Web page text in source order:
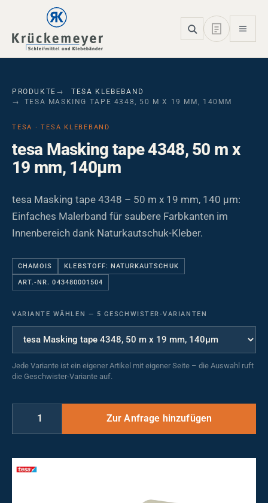
Skip to main navigation
Skip to main content
Skip to page footer
PRODUKTE
TESA KLEBEBAND
TESA MASKING TAPE 4348, 50 M X 19 MM, 140ΜM
TESA · TESA KLEBEBAND
tesa Masking tape 4348, 50 m x
19 mm, 140µm
tesa Masking tape 4348 – 50 m x 19 mm, 140 µm:
Einfaches Malerband für saubere Farbkanten im
Innenbereich dank Naturkautschuk-Kleber.
CHAMOIS KLEBSTOFF: NATURKAUTSCHUK
ART.-NR. 043480001504
VARIANTE WÄHLEN — 5 GESCHWISTER-VARIANTEN
Jede Variante ist ein eigener Artikel mit eigener Seite – die Auswahl ruft
die Geschwister-Variante auf.